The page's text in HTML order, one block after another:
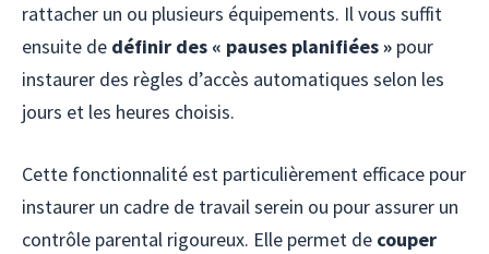
rattacher un ou plusieurs équipements. Il vous suffit
ensuite de définir des « pauses planifiées » pour
instaurer des règles d’accès automatiques selon les
jours et les heures choisis.
Cette fonctionnalité est particulièrement efficace pour
instaurer un cadre de travail serein ou pour assurer un
contrôle parental rigoureux. Elle permet de couper